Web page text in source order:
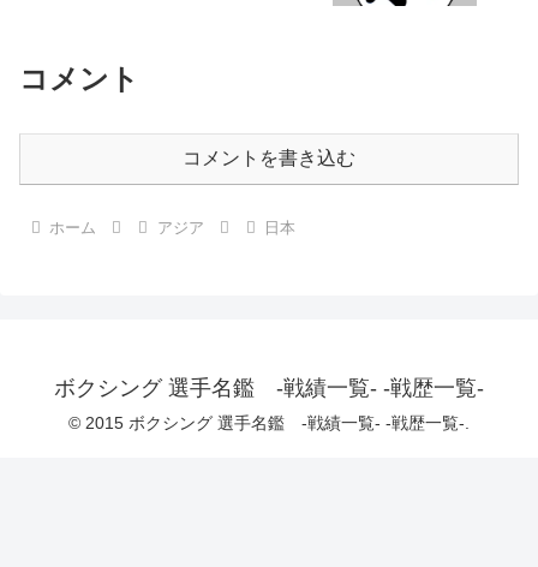
コメント
コメントを書き込む
ホーム アジア 日本
ボクシング 選手名鑑 -戦績一覧- -戦歴一覧-
© 2015 ボクシング 選手名鑑 -戦績一覧- -戦歴一覧-.